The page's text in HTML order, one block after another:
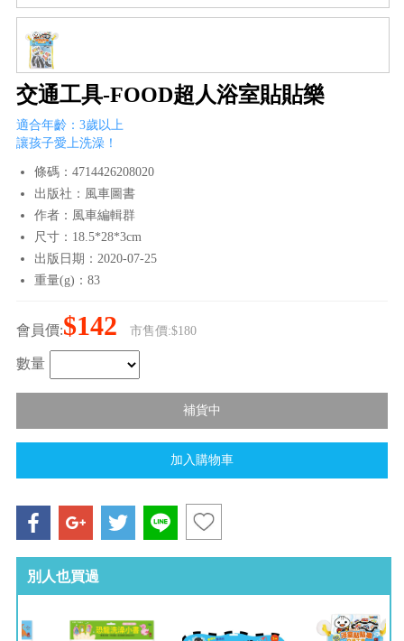
交通工具-FOOD超人浴室貼貼樂
適合年齡：3歲以上
讓孩子愛上洗澡！
條碼：4714426208020
出版社：風車圖書
作者：風車編輯群
尺寸：18.5*28*3cm
出版日期：2020-07-25
重量(g)：83
會員價:$142 市售價:$180
數量
別人也買過